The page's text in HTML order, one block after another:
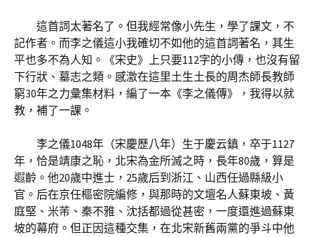
這首詞太著名了。但我經常像小先生，學了課文，不
記作者。而李之儀這小我確切不如他的這首詞著名，其生
平也多不為人知。《宋史》上只要112字的小傳，也沒有留
下行狀、墓志之類。感激在這里土生土長的周杰師長教師
窮30年之力彙集材料，編了一本《李之儀傳》，我得以就
教，補了一課。
李之儀1048年（宋慶歷八年）生于慶云鎮，卒于1127
年，恰是靖康之恥，北宋為金所滅之時，長年80歲，算是
遐齡。他20歲中進士，25歲后到浙江、山西任過縣級小
官。后在京任樞密院編修，與那時的文壇名人蘇東坡、黃
庭堅、米芾、秦不雅、沈括都過從甚密，一度還進過蘇東
坡的幕府。但正因這種交集，在北宋新舊兩黨的爭斗中他